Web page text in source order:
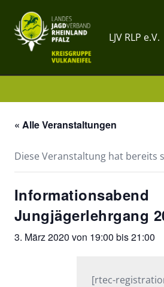
LJV RLP e.V.
« Alle Veranstaltungen
Diese Veranstaltung hat bereits
Informationsabend
Jungjägerlehrgang
3. März 2020 von 19:00 bis21:00
[rtec-